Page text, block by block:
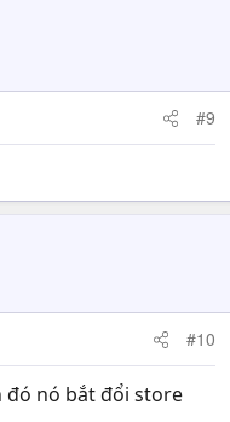
#9
#10
đó nó bắt đổi store